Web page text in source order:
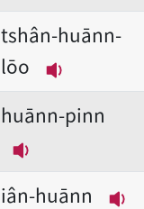
播放音讀
tshân-huānn-
lōo
播放音讀
huānn-pinn
播放音讀
iân-huānn